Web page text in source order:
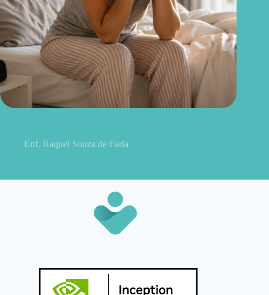
Enf. Raquel Souza de Faria